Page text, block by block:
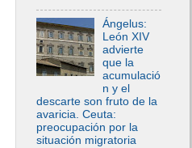
Ángelus:
León XIV
advierte
que la
acumulació
n y el
descarte son fruto de la
avaricia. Ceuta:
preocupación por la
situación migratoria